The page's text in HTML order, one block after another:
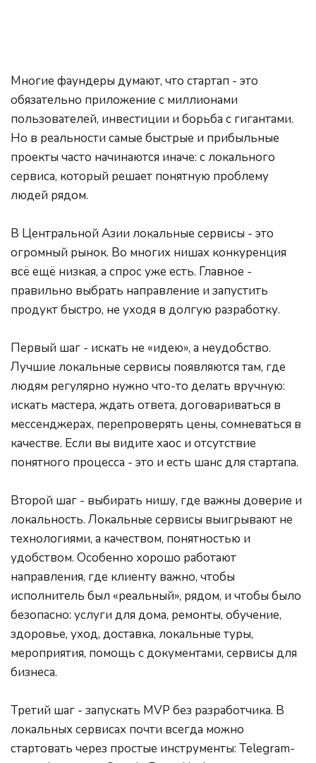
Многие фаундеры думают, что стартап - это
обязательно приложение с миллионами
пользователей, инвестиции и борьба с гигантами.
Но в реальности самые быстрые и прибыльные
проекты часто начинаются иначе: с локального
сервиса, который решает понятную проблему
людей рядом.
В Центральной Азии локальные сервисы - это
огромный рынок. Во многих нишах конкуренция
всё ещё низкая, а спрос уже есть. Главное -
правильно выбрать направление и запустить
продукт быстро, не уходя в долгую разработку.
Первый шаг - искать не «идею», а неудобство.
Лучшие локальные сервисы появляются там, где
людям регулярно нужно что-то делать вручную:
искать мастера, ждать ответа, договариваться в
мессенджерах, перепроверять цены, сомневаться в
качестве. Если вы видите хаос и отсутствие
понятного процесса - это и есть шанс для стартапа.
Второй шаг - выбирать нишу, где важны доверие и
локальность. Локальные сервисы выигрывают не
технологиями, а качеством, понятностью и
удобством. Особенно хорошо работают
направления, где клиенту важно, чтобы
исполнитель был «реальный», рядом, и чтобы было
безопасно: услуги для дома, ремонты, обучение,
здоровье, уход, доставка, локальные туры,
мероприятия, помощь с документами, сервисы для
бизнеса.
Третий шаг - запускать MVP без разработчика. В
локальных сервисах почти всегда можно
стартовать через простые инструменты: Telegram-